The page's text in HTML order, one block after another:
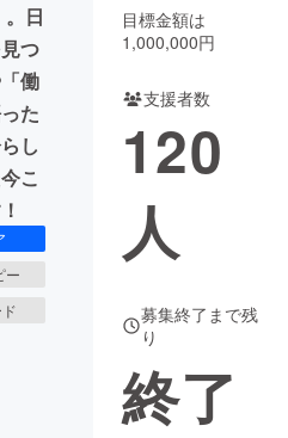
税machi-ya コミュニティ
日
つ
働
た
し
こ
ー
目標金額は
1,000,000円
支援者数
120
人
募集終了まで残
り
終了